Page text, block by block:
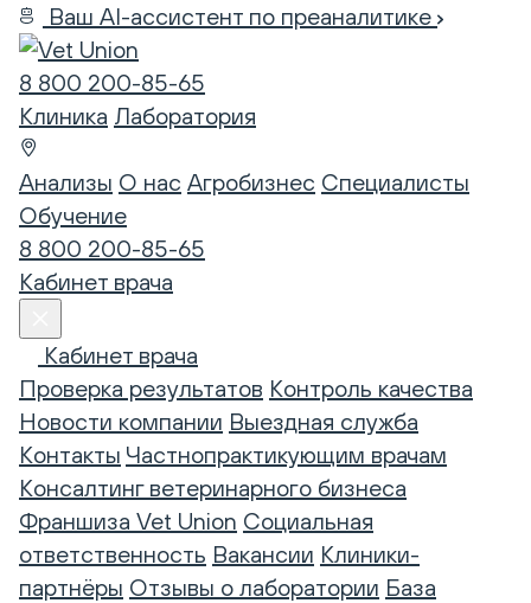
Ваш AI-ассистент по преаналитике
8 800 200-85-65
Клиника Лаборатория
Анализы О нас Агробизнес Специалисты
Обучение
8 800 200-85-65
Кабинет врача
Кабинет врача
Проверка результатов Контроль качества
Новости компании Выездная служба
Контакты Частнопрактикующим врачам
Консалтинг ветеринарного бизнеса
Франшиза Vet Union Социальная
ответственность Вакансии Клиники-
партнёры Отзывы о лаборатории База